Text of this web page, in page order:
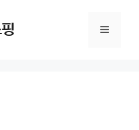
Menu